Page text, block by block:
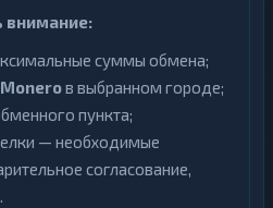
внимание:
суммы обмена;
Moneroв выбранном городе;
пункта;
— необходимые
согласование,